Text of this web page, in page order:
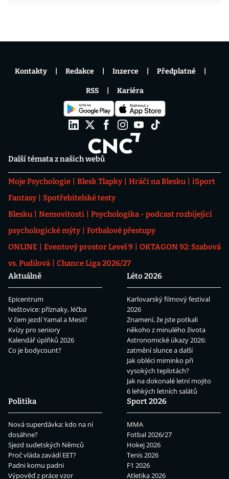
Další témata z našich webů
Moje Psychologie Blesk Tlapky Hráči na Blesku
iSport
Fantasy
Spotřebitelské testy
Blesku
Nemovitosti
Psychologika - podcast rozbíjející
psychologické mýty
Fotbalové přestupy
ONLINE
Eventový prostor Level 9
OKTAGON 92: Szabová
vs. Pudilová
Chance Liga 2026/27
Aktuálně
Epicentrum
Neštovice: příznaky, léčba
V čem jezdí Yamal a Mesii?
Kvízy pro seniory
Kalendář úplňků 2026
Co je bodycount?
Léto 2026
Karlovarský filmový festival
2026
Znamení, že jste potkali
někoho z minulého života
Astronomické úkazy 2026:
zatmění slunce a další
Jak obléci miminko při
vysokých teplotách?
Jak na dokonalé letní mojito
6 lehkých letních salátů
Politika
Nová superdávka: kdo na ní
dosáhne?
Sjezd sudetských Němců
Proč vláda zavádí EET?
Padni komu padni
Výpověď z práce vzor
Sport 2026
MMA
Fotbal 2026/27
Hokej 2026
Tenis 2026
F1 2026
Atletika 2026
Kontakty Redakce Inzerce Předplatné
RSS Kariéra